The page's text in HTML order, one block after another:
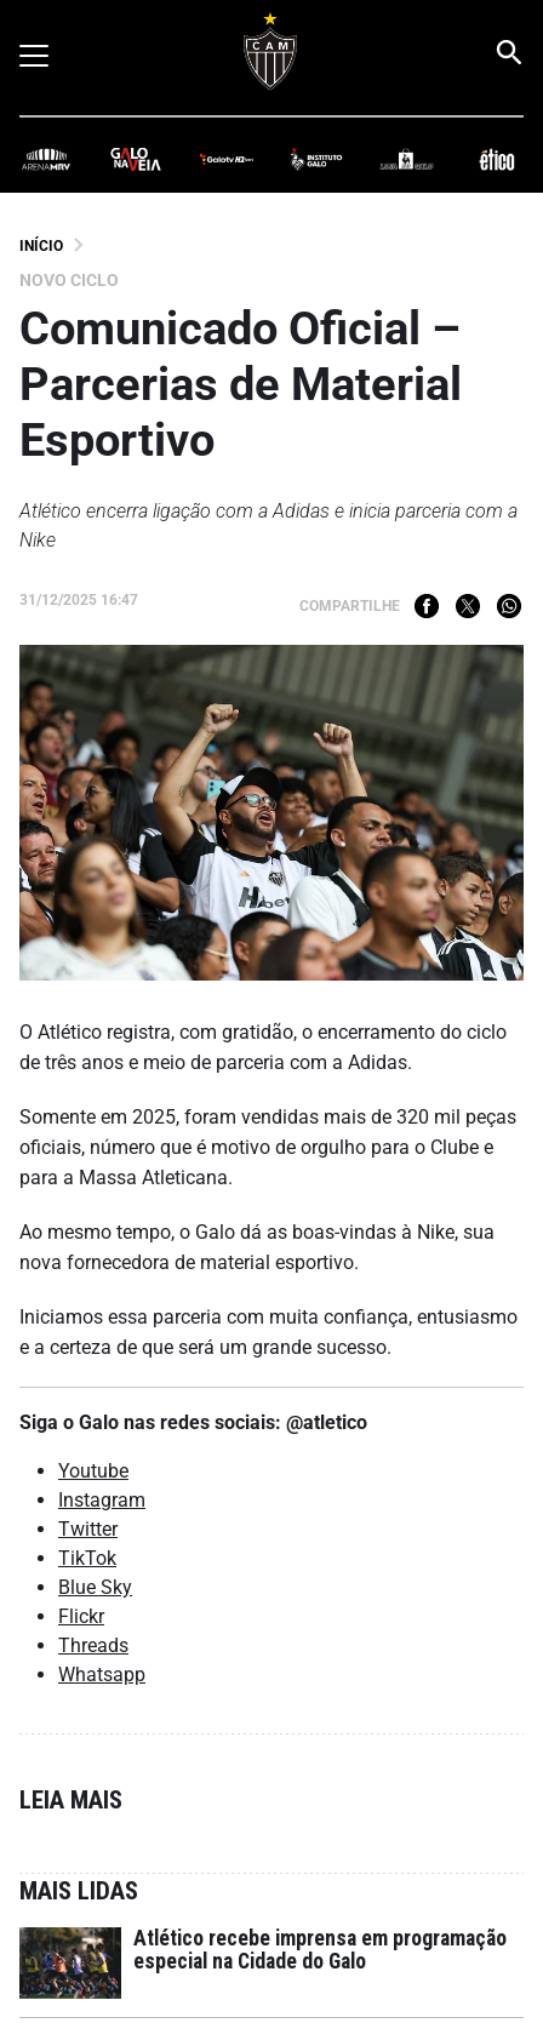
INÍCIO
NOVO CICLO
Comunicado Oficial –
Parcerias de Material
Esportivo
Atlético encerra ligação com a Adidas e inicia parceria com a
Nike
31/12/2025 16:47 COMPARTILHE
O Atlético registra, com gratidão, o encerramento do ciclo
de três anos e meio de parceria com a Adidas.
Somente em 2025, foram vendidas mais de 320 mil peças
oficiais, número que é motivo de orgulho para o Clube e
para a Massa Atleticana.
Ao mesmo tempo, o Galo dá as boas-vindas à Nike, sua
nova fornecedora de material esportivo.
Iniciamos essa parceria com muita confiança, entusiasmo
e a certeza de que será um grande sucesso.
Siga o Galo nas redes sociais: @atletico
Youtube
Instagram
Twitter
TikTok
Blue Sky
Flickr
Threads
Whatsapp
LEIA MAIS
MAIS LIDAS
Atlético recebe imprensa em programação
especial na Cidade do Galo